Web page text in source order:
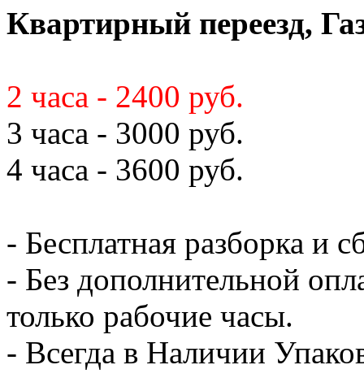
Квартирный переезд,
2 часа - 2400 руб.
3 часа - 3000 руб.
4 часа - 3600 руб.
- Бесплатная разборка и
- Без дополнительной
только рабочие часы.
- Всегда в Наличии